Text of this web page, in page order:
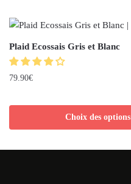
Plaid Ecossais Gris et Blanc
79.90€
Choix des options